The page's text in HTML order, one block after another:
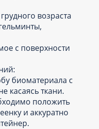
возраста
с поверхности
биоматериала с
касаясь ткани.
положить
и аккуратно